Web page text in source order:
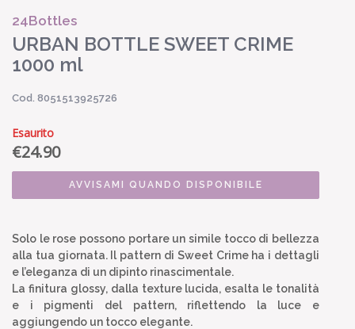
24Bottles
URBAN BOTTLE SWEET CRIME
1000 ml
Cod. 8051513925726
Esaurito
€24.90
AVVISAMI QUANDO DISPONIBILE
Solo le rose possono portare un simile tocco di bellezza
alla tua giornata. Il pattern di Sweet Crime ha i dettagli
e l’eleganza di un dipinto rinascimentale.
La finitura glossy, dalla texture lucida, esalta le tonalità
e i pigmenti del pattern, riflettendo la luce e
aggiungendo un tocco elegante.